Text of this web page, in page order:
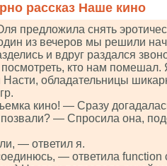
рассказ Наше кино
предложила снять
из вечеров мы решили
и вдруг раздался
кто нам
Насти, обладательницы
кино! — Сразу
— Спросила она,
— ответил я.
— ответила funсtiоn